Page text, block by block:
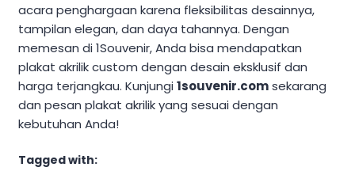
acara penghargaan karena fleksibilitas desainnya,
tampilan elegan, dan daya tahannya. Dengan
memesan di 1Souvenir, Anda bisa mendapatkan
plakat akrilik custom dengan desain eksklusif dan
harga terjangkau. Kunjungi1souvenir.comsekarang
dan pesan plakat akrilik yang sesuai dengan
kebutuhan Anda!
Tagged with: